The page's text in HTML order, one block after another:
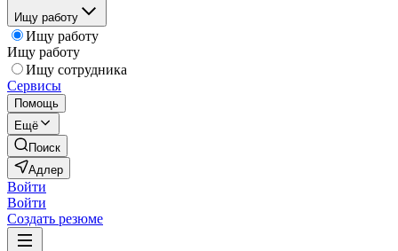
Ищу работу
Ищу работу
Ищу работу
Ищу сотрудника
Сервисы
Помощь
Ещё
Поиск
Адлер
Войти
Войти
Создать резюме